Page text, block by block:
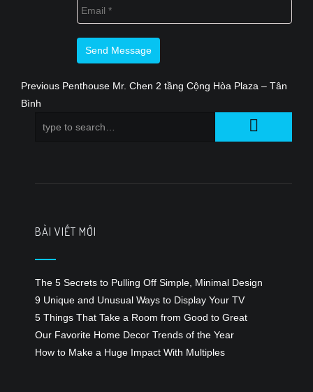
Điều
hướng
viết
Previous Previous
Penthouse Mr. Chen 2 tầng Cộng Hòa Plaza – Tân
Bình
BÀI VIẾT MỚI
The 5 Secrets to Pulling Off Simple, Minimal Design
9 Unique and Unusual Ways to Display Your TV
5 Things That Take a Room from Good to Great
Our Favorite Home Decor Trends of the Year
How to Make a Huge Impact With Multiples